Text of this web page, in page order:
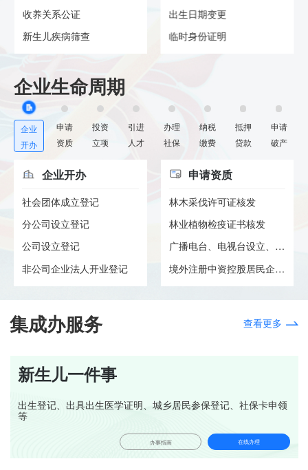
收养关系公证
新生儿疾病筛查
出生日期变更
临时身份证明
企业生命周期
企业
开办
申请
资质
投资
立项
引进
人才
办理
社保
纳税
缴费
抵押
贷款
申请
破产
企业开办
社会团体成立登记
分公司设立登记
公司设立登记
非公司企业法人开业登记
申请资质
林木采伐许可证核发
林业植物检疫证书核发
广播电台、电视台设立、终止审...
境外注册中资控股居民企业身份...
集成办服务 查看更多
新生儿一件事
出生登记、出具出生医学证明、城乡居民参保登记、社保卡申领
等
办事指南 在线办理